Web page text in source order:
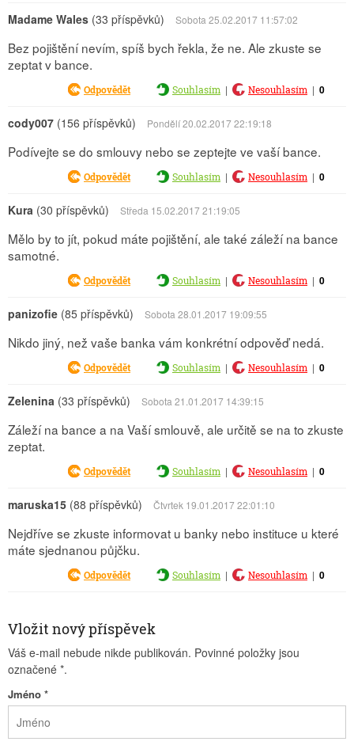
Madame Wales (33 příspěvků) Sobota 25.02.2017 11:57:02
Bez pojištění nevím, spíš bych řekla, že ne. Ale zkuste se
zeptat v bance.
Odpovědět Souhlasím | Nesouhlasím | 0
cody007 (156 příspěvků) Pondělí 20.02.2017 22:19:18
Podívejte se do smlouvy nebo se zeptejte ve vaší bance.
Odpovědět Souhlasím | Nesouhlasím | 0
Kura (30 příspěvků) Středa 15.02.2017 21:19:05
Mělo by to jít, pokud máte pojištění, ale také záleží na bance
samotné.
Odpovědět Souhlasím | Nesouhlasím | 0
panizofie (85 příspěvků) Sobota 28.01.2017 19:09:55
Nikdo jiný, než vaše banka vám konkrétní odpověď nedá.
Odpovědět Souhlasím | Nesouhlasím | 0
Zelenina (33 příspěvků) Sobota 21.01.2017 14:39:15
Záleží na bance a na Vaší smlouvě, ale určitě se na to zkuste
zeptat.
Odpovědět Souhlasím | Nesouhlasím | 0
maruska15 (88 příspěvků) Čtvrtek 19.01.2017 22:01:10
Nejdříve se zkuste informovat u banky nebo instituce u které
máte sjednanou půjčku.
Odpovědět Souhlasím | Nesouhlasím | 0
Vložit nový příspěvek
Váš e-mail nebude nikde publikován. Povinné položky jsou
označené *.
Jméno *